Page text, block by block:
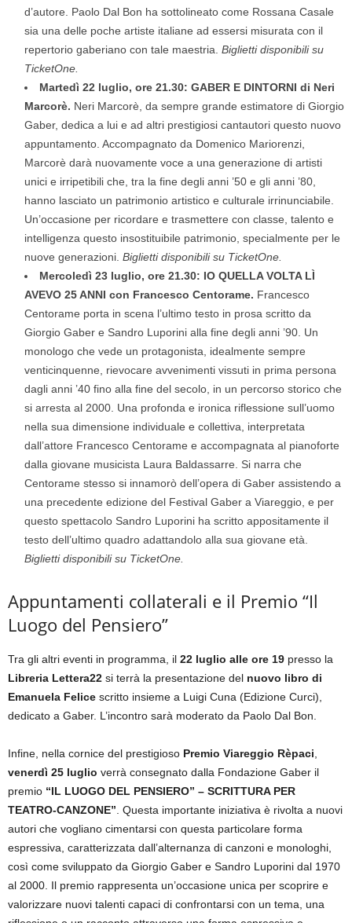
d’autore. Paolo Dal Bon ha sottolineato come Rossana Casale
sia una delle poche artiste italiane ad essersi misurata con il
repertorio gaberiano con tale maestria. Biglietti disponibili su
TicketOne.
Martedì 22 luglio, ore 21.30: GABER E DINTORNI di Neri
Marcorè. Neri Marcorè, da sempre grande estimatore di Giorgio
Gaber, dedica a lui e ad altri prestigiosi cantautori questo nuovo
appuntamento. Accompagnato da Domenico Mariorenzi,
Marcorè darà nuovamente voce a una generazione di artisti
unici e irripetibili che, tra la fine degli anni ’50 e gli anni ’80,
hanno lasciato un patrimonio artistico e culturale irrinunciabile.
Un’occasione per ricordare e trasmettere con classe, talento e
intelligenza questo insostituibile patrimonio, specialmente per le
nuove generazioni. Biglietti disponibili su TicketOne.
Mercoledì 23 luglio, ore 21.30: IO QUELLA VOLTA LÌ
AVEVO 25 ANNI con Francesco Centorame. Francesco
Centorame porta in scena l’ultimo testo in prosa scritto da
Giorgio Gaber e Sandro Luporini alla fine degli anni ’90. Un
monologo che vede un protagonista, idealmente sempre
venticinquenne, rievocare avvenimenti vissuti in prima persona
dagli anni ’40 fino alla fine del secolo, in un percorso storico che
si arresta al 2000. Una profonda e ironica riflessione sull’uomo
nella sua dimensione individuale e collettiva, interpretata
dall’attore Francesco Centorame e accompagnata al pianoforte
dalla giovane musicista Laura Baldassarre. Si narra che
Centorame stesso si innamorò dell’opera di Gaber assistendo a
una precedente edizione del Festival Gaber a Viareggio, e per
questo spettacolo Sandro Luporini ha scritto appositamente il
testo dell’ultimo quadro adattandolo alla sua giovane età.
Biglietti disponibili su TicketOne.
Appuntamenti collaterali e il Premio “Il
Luogo del Pensiero”
Tra gli altri eventi in programma, il 22 luglio alle ore 19 presso la
Libreria Lettera22 si terrà la presentazione del nuovo libro di
Emanuela Felice scritto insieme a Luigi Cuna (Edizione Curci),
dedicato a Gaber. L’incontro sarà moderato da Paolo Dal Bon.
Infine, nella cornice del prestigioso Premio Viareggio Rèpaci
venerdì 25 luglio verrà consegnato dalla Fondazione Gaber il
premio “IL LUOGO DEL PENSIERO” – SCRITTURA PER
TEATRO-CANZONE” . Questa importante iniziativa è rivolta a nuovi
autori che vogliano cimentarsi con questa particolare forma
espressiva, caratterizzata dall’alternanza di canzoni e monologhi,
così come sviluppato da Giorgio Gaber e Sandro Luporini dal 1970
al 2000. Il premio rappresenta un’occasione unica per scoprire e
valorizzare nuovi talenti capaci di confrontarsi con un tema, una